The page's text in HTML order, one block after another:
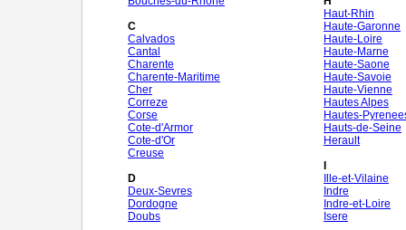
C
Calvados
Cantal
Charente
Charente-Maritime
Cher
Correze
Corse
Cote-d'Armor
Cote-d'Or
Creuse
D
Deux-Sevres
Dordogne
Doubs
Haut-Rhin
Haute-Garonne
Haute-Loire
Haute-Marne
Haute-Saone
Haute-Savoie
Haute-Vienne
Hautes Alpes
Hautes-
Hauts-de-Seine
Herault
Ille-et-Vilaine
Indre
Indre-et-Loire
Isere